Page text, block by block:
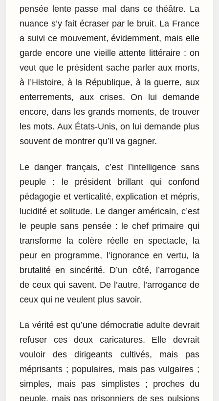
pensée lente passe mal dans ce théâtre. La
nuance s’y fait écraser par le bruit. La France
a suivi ce mouvement, évidemment, mais elle
garde encore une vieille attente littéraire : on
veut que le président sache parler aux morts,
à l’Histoire, à la République, à la guerre, aux
enterrements, aux crises. On lui demande
encore, dans les grands moments, de trouver
les mots. Aux États-Unis, on lui demande plus
souvent de montrer qu’il va gagner.
Le danger français, c’est l’intelligence sans
peuple : le président brillant qui confond
pédagogie et verticalité, explication et mépris,
lucidité et solitude. Le danger américain, c’est
le peuple sans pensée : le chef primaire qui
transforme la colère réelle en spectacle, la
peur en programme, l’ignorance en vertu, la
brutalité en sincérité. D’un côté, l’arrogance
de ceux qui savent. De l’autre, l’arrogance de
ceux qui ne veulent plus savoir.
La vérité est qu’une démocratie adulte devrait
refuser ces deux caricatures. Elle devrait
vouloir des dirigeants cultivés, mais pas
méprisants ; populaires, mais pas vulgaires ;
simples, mais pas simplistes ; proches du
peuple, mais pas prisonniers de ses pulsions